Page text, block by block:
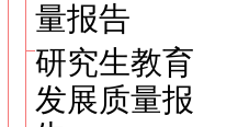
量报告
研究生教育
发展质量报